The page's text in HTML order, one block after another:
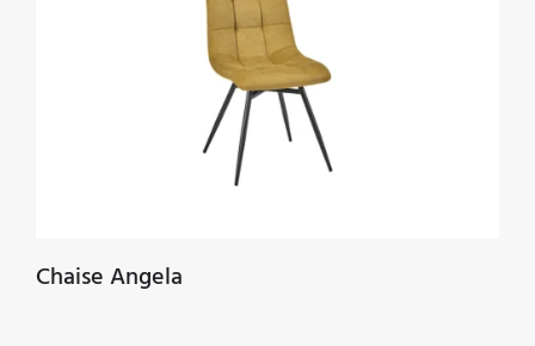
Chaise Angela